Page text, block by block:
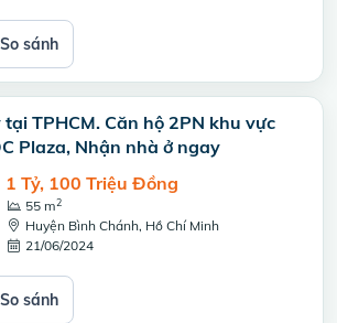
So sánh
TPHCM. Căn hộ 2PN khu vực
Plaza, Nhận nhà ở ngay
1 Tỷ, 100 Triệu Đồng
55 m2
Huyện Bình Chánh, Hồ Chí Minh
21/06/2024
So sánh